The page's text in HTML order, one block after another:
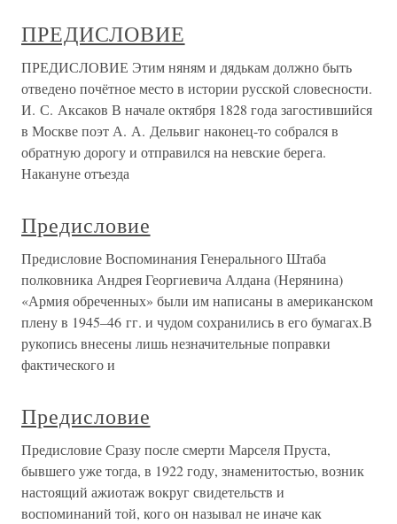
ПРЕДИСЛОВИЕ
ПРЕДИСЛОВИЕ Этим няням и дядькам должно быть
отведено почётное место в истории русской словесности.
И. С. Аксаков В начале октября 1828 года загостившийся
в Москве поэт А. А. Дельвиг наконец-то собрался в
обратную дорогу и отправился на невские берега.
Накануне отъезда
Предисловие
Предисловие Воспоминания Генерального Штаба
полковника Андрея Георгиевича Алдана (Нерянина)
«Армия обреченных» были им написаны в американском
плену в 1945–46 гг. и чудом сохранились в его бумагах.В
рукопись внесены лишь незначительные поправки
фактического и
Предисловие
Предисловие Сразу после смерти Марселя Пруста,
бывшего уже тогда, в 1922 году, знаменитостью, возник
настоящий ажиотаж вокруг свидетельств и
воспоминаний той, кого он называл не иначе как